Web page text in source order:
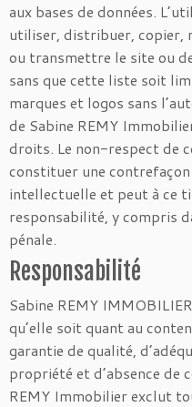
aux bases de données.
utiliser, distribuer, copier,
ou transmettre le site ou
sans que cette liste soit
marques et logos sans
de Sabine REMY
droits. Le non-respect de
constituer une
intellectuelle et peut à ce
responsabilité, y compris
pénale.
Responsabilité
Sabine REMY
qu’elle soit quant au
garantie de qualité,
propriété et d’absence de
REMY Immobilier exclut